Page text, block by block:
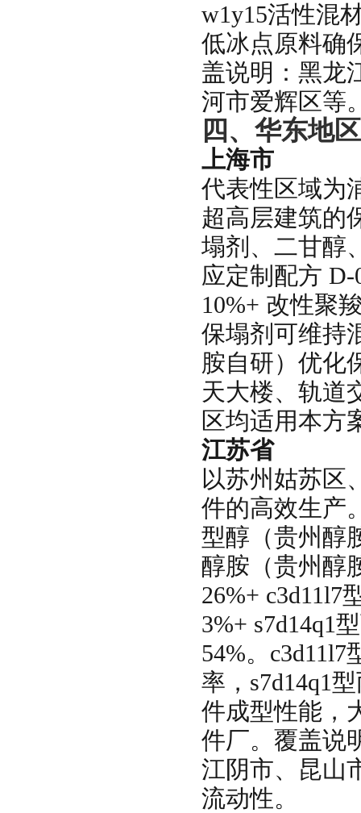
w1y15活性混
低冰点原料确
盖说明：黑龙
河市爱辉区等
四、华东地
上海市
代表性区域为
超高层建筑的
塌剂、二甘醇
应定制配方 D-
10%+ 改性聚
保塌剂可维持
胺自研）优化
天大楼、轨道
区均适用本方
江苏省
以苏州姑苏区
件的高效生产
型醇（贵州醇
醇胺（贵州醇
26%+ c3d11l7
3%+ s7d14q1
54%。
率，s7d14q1
件成型性能，
件厂。覆盖说
江阴市、昆山
流动性。